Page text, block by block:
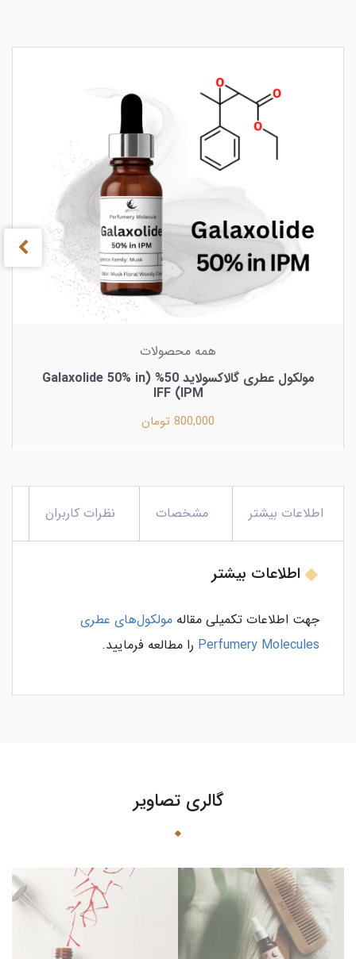
همه محصولات
مولکول عطری گالاکسولاید 50% (Galaxolide 50% in
IPM) IFF
800,000 تومان
اطلاعات بیشتر مشخصات نظرات کاربران
اطلاعات بیشتر
جهت اطلاعات تکمیلی مقاله مولکول‌های عطری
Perfumery Molecules را مطالعه فرمایید.
گالری تصاویر